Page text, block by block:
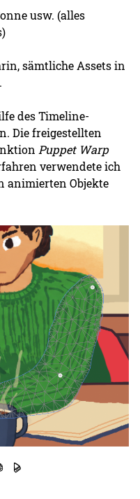
usw. (alles
sämtliche Assets in
des Timeline-
Die freigestellten
Puppet Warp
verwendete ich
animierten Objekte